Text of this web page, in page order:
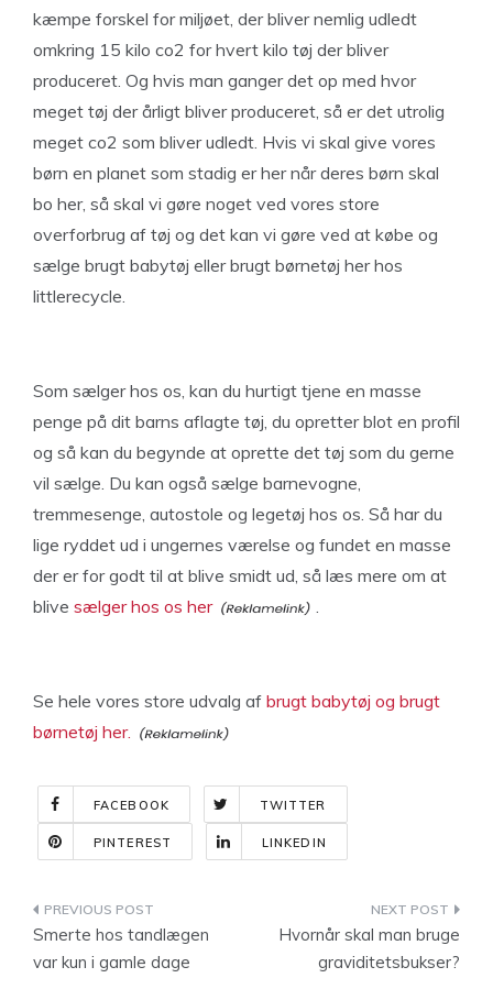
kæmpe forskel for miljøet, der bliver nemlig udledt
omkring 15 kilo co2 for hvert kilo tøj der bliver
produceret. Og hvis man ganger det op med hvor
meget tøj der årligt bliver produceret, så er det utrolig
meget co2 som bliver udledt. Hvis vi skal give vores
børn en planet som stadig er her når deres børn skal
bo her, så skal vi gøre noget ved vores store
overforbrug af tøj og det kan vi gøre ved at købe og
sælge brugt babytøj eller brugt børnetøj her hos
littlerecycle.
Som sælger hos os, kan du hurtigt tjene en masse
penge på dit barns aflagte tøj, du opretter blot en profil
og så kan du begynde at oprette det tøj som du gerne
vil sælge. Du kan også sælge barnevogne,
tremmesenge, autostole og legetøj hos os. Så har du
lige ryddet ud i ungernes værelse og fundet en masse
der er for godt til at blive smidt ud, så læs mere om at
blive sælger hos os her .
Se hele vores store udvalg af brugt babytøj og brugt
børnetøj her.
FACEBOOK TWITTER
PINTEREST LINKEDIN
Indlægsnavigation
Smerte hos tandlægen
var kun i gamle dage
Hvornår skal man bruge
graviditetsbukser?